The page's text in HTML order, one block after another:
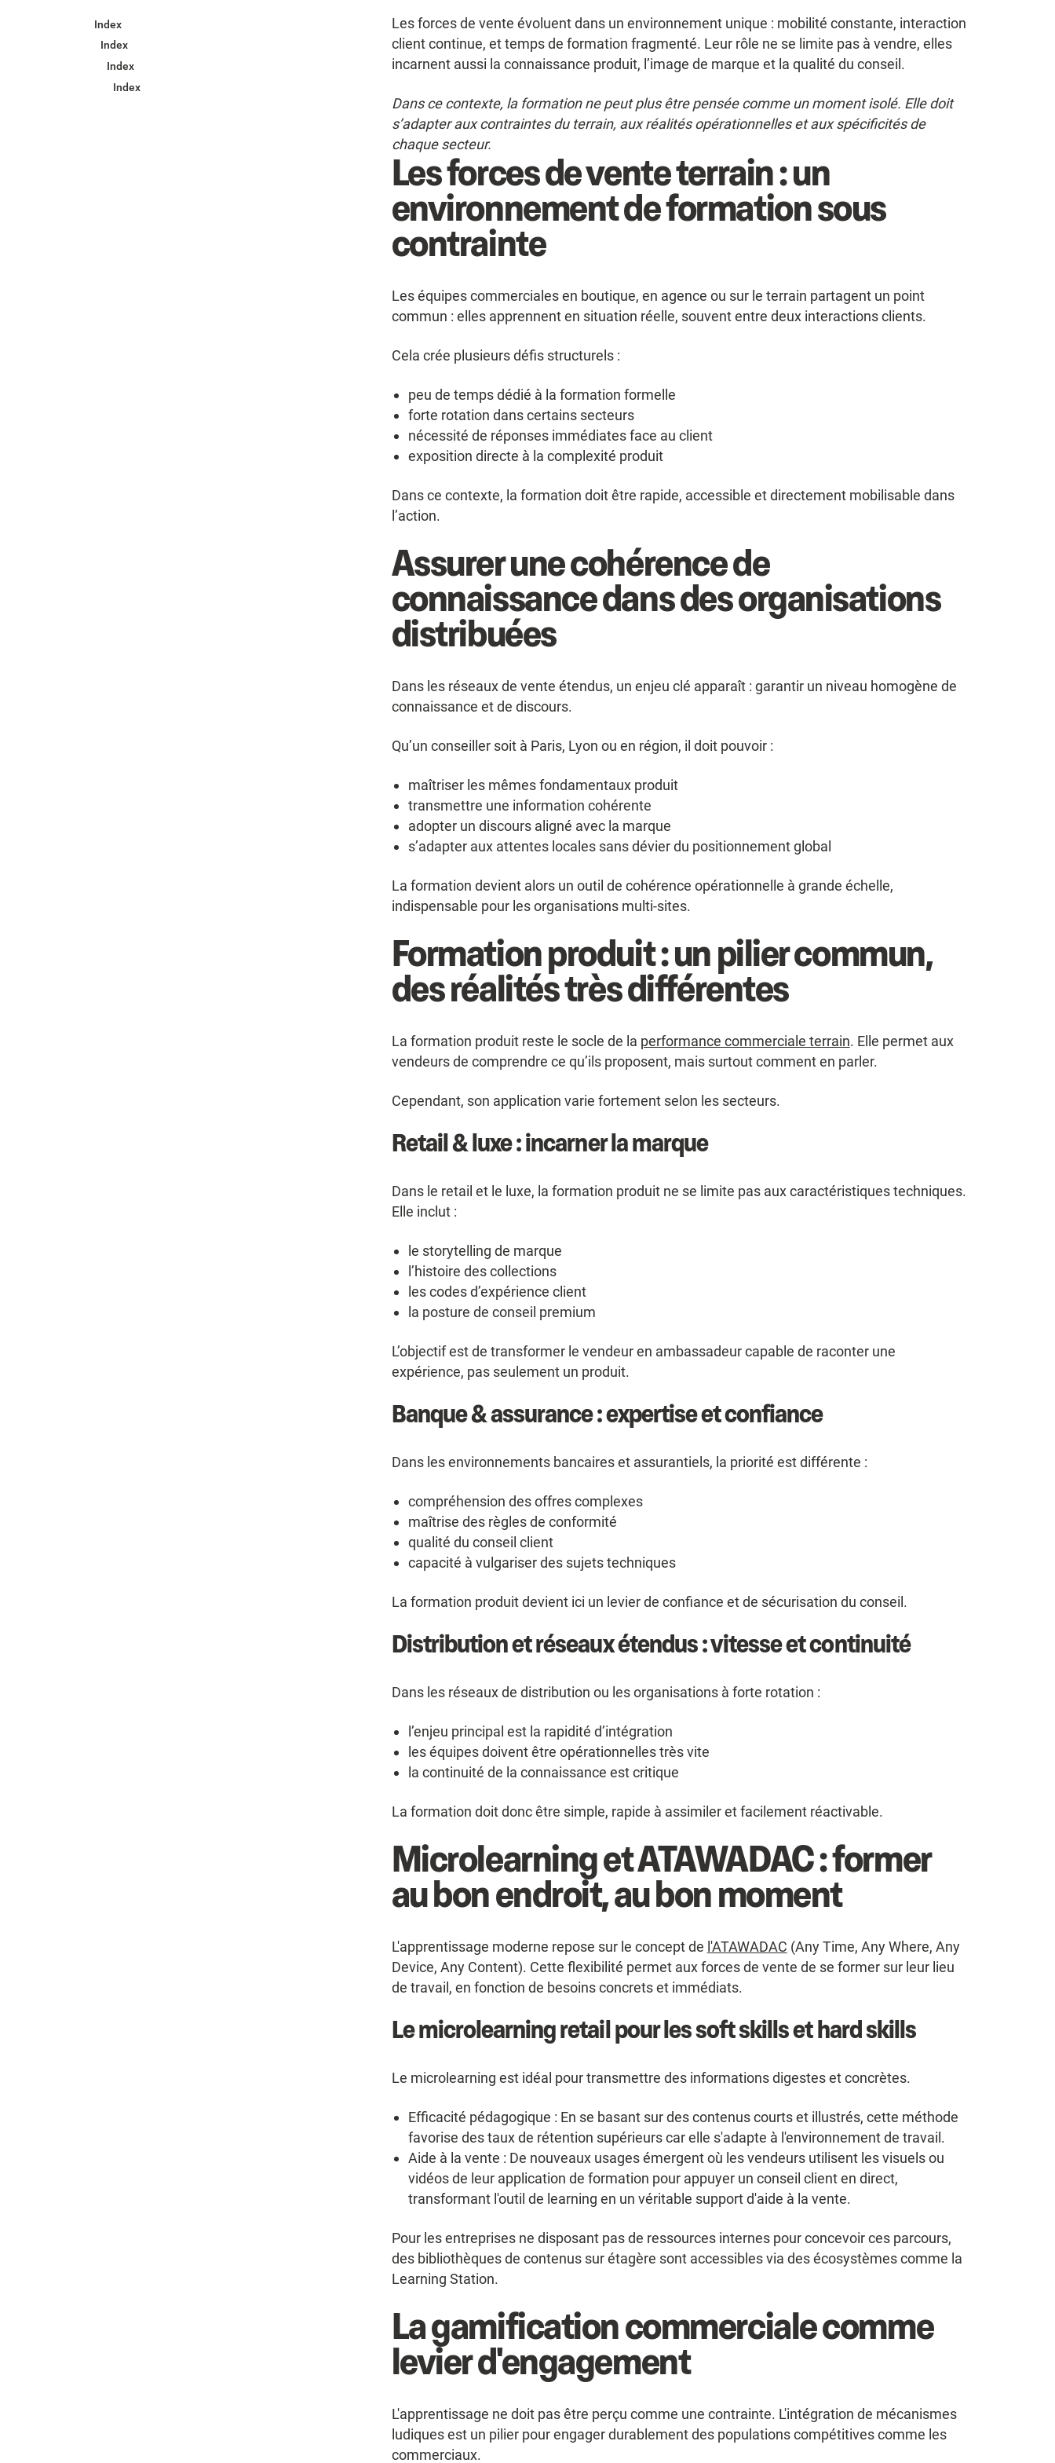
Index
Index
Index
Index
Les forces de vente évoluent dans un environnement unique : mobilité constante, interaction
client continue, et temps de formation fragmenté. Leur rôle ne se limite pas à vendre, elles
incarnent aussi la connaissance produit, l’image de marque et la qualité du conseil.
Dans ce contexte, la formation ne peut plus être pensée comme un moment isolé. Elle doit
s’adapter aux contraintes du terrain, aux réalités opérationnelles et aux spécificités de
chaque secteur.
Les forces de vente terrain : un
environnement de formation sous
contrainte
Les équipes commerciales en boutique, en agence ou sur le terrain partagent un point
commun : elles apprennent en situation réelle, souvent entre deux interactions clients.
Cela crée plusieurs défis structurels :
peu de temps dédié à la formation formelle
forte rotation dans certains secteurs
nécessité de réponses immédiates face au client
exposition directe à la complexité produit
Dans ce contexte, la formation doit être rapide, accessible et directement mobilisable dans
l’action.
Assurer une cohérence de
connaissance dans des organisations
distribuées
Dans les réseaux de vente étendus, un enjeu clé apparaît : garantir un niveau homogène de
connaissance et de discours.
Qu’un conseiller soit à Paris, Lyon ou en région, il doit pouvoir :
maîtriser les mêmes fondamentaux produit
transmettre une information cohérente
adopter un discours aligné avec la marque
s’adapter aux attentes locales sans dévier du positionnement global
La formation devient alors un outil de cohérence opérationnelle à grande échelle,
indispensable pour les organisations multi-sites.
Formation produit : un pilier commun,
des réalités très différentes
La formation produit reste le socle de la performance commerciale terrain. Elle permet aux
vendeurs de comprendre ce qu’ils proposent, mais surtout comment en parler.
Cependant, son application varie fortement selon les secteurs.
Retail & luxe : incarner la marque
Dans le retail et le luxe, la formation produit ne se limite pas aux caractéristiques techniques.
Elle inclut :
le storytelling de marque
l’histoire des collections
les codes d’expérience client
la posture de conseil premium
L’objectif est de transformer le vendeur en ambassadeur capable de raconter une
expérience, pas seulement un produit.
Banque & assurance : expertise et confiance
Dans les environnements bancaires et assurantiels, la priorité est différente :
compréhension des offres complexes
maîtrise des règles de conformité
qualité du conseil client
capacité à vulgariser des sujets techniques
La formation produit devient ici un levier de confiance et de sécurisation du conseil.
Distribution et réseaux étendus : vitesse et continuité
Dans les réseaux de distribution ou les organisations à forte rotation :
l’enjeu principal est la rapidité d’intégration
les équipes doivent être opérationnelles très vite
la continuité de la connaissance est critique
La formation doit donc être simple, rapide à assimiler et facilement réactivable.
Microlearning et ATAWADAC : former
au bon endroit, au bon moment
L'apprentissage moderne repose sur le concept de l'ATAWADAC (Any Time, Any Where, Any
Device, Any Content). Cette flexibilité permet aux forces de vente de se former sur leur lieu
de travail, en fonction de besoins concrets et immédiats.
Le microlearning retail pour les soft skills et hard skills
Le microlearning est idéal pour transmettre des informations digestes et concrètes.
Efficacité pédagogique : En se basant sur des contenus courts et illustrés, cette méthode
favorise des taux de rétention supérieurs car elle s'adapte à l'environnement de travail.
Aide à la vente : De nouveaux usages émergent où les vendeurs utilisent les visuels ou
vidéos de leur application de formation pour appuyer un conseil client en direct,
transformant l'outil de learning en un véritable support d'aide à la vente.
Pour les entreprises ne disposant pas de ressources internes pour concevoir ces parcours,
des bibliothèques de contenus sur étagère sont accessibles via des écosystèmes comme la
Learning Station.
La gamification commerciale comme
levier d'engagement
L'apprentissage ne doit pas être perçu comme une contrainte. L'intégration de mécanismes
ludiques est un pilier pour engager durablement des populations compétitives comme les
commerciaux.